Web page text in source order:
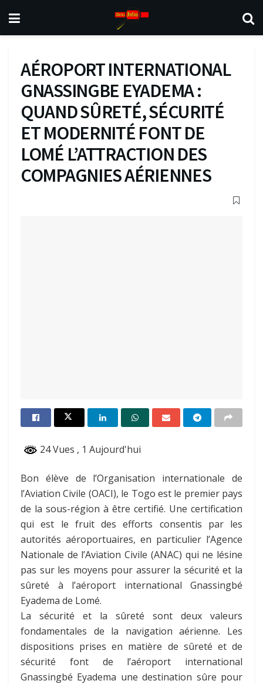
AÉROPORT INTERNATIONAL
GNASSINGBE EYADEMA :
QUAND SÛRETÉ, SÉCURITÉ
ET MODERNITÉ FONT DE
LOMÉ L’ATTRACTION DES
COMPAGNIES AÉRIENNES
24 Vues , 1 Aujourd'hui
Bon élève de l’Organisation internationale de
l’Aviation Civile (OACI), le Togo est le premier pays
de la sous-région à être certifié. Une certification
qui est le fruit des efforts consentis par les
autorités aéroportuaires, en particulier l’Agence
Nationale de l’Aviation Civile (ANAC) qui ne lésine
pas sur les moyens pour assurer la sécurité et la
sûreté à l’aéroport international Gnassingbé
Eyadema de Lomé.
La sécurité et la sûreté sont deux valeurs
fondamentales de la navigation aérienne. Les
dispositions prises en matière de sûreté et de
sécurité font de l’aéroport international
Gnassingbé Eyadema une destination sûre pour